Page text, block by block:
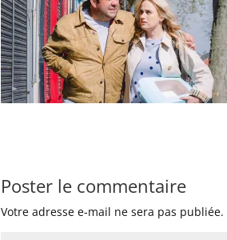
Poster le commentaire
Votre adresse e-mail ne sera pas publiée.